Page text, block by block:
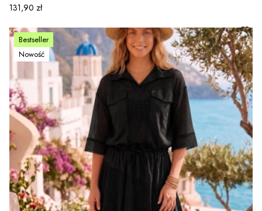
Cena
131,90 zł
Bestseller
Nowość